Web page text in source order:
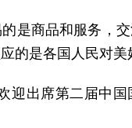
商品和服务，交
的是各国人民对美
迎出席第二届中国